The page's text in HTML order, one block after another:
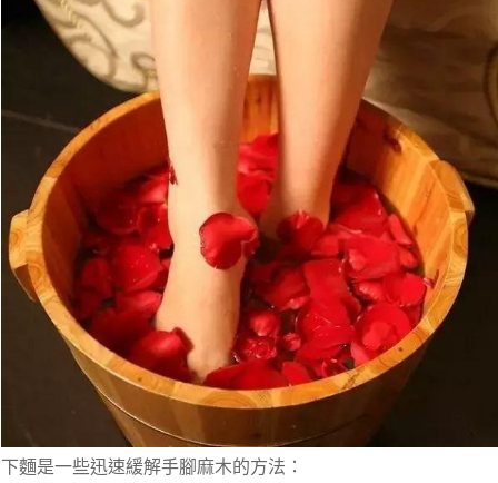
下麵是一些迅速緩解手腳麻木的方法：